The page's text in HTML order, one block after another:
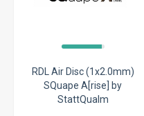
RDL Air Disc (1x2.0mm)
SQuape A[rise] by
StattQualm